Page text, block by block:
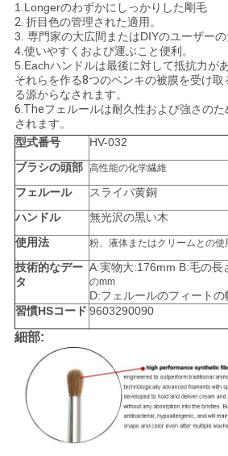
1.Longerのわずかにしっかりした剛毛
2. 折目色の管理された適用。
3. 専門家の大広間またはDIYのユーザーの
4.使いやすくおよび運ぶこと便利。
5.Eachハンドルは最後に対して抵抗力が
それらを作る8つのペンキの被膜を受け取
る源からなされます。
6.Theフェルールは耐久性および強さの
されます。
型式番号
HV-032
ブラシの頭部 高性能の化学繊維
フェルール
スライバ黄銅
ハンドル
無光沢の黒い木
使用法
粉、液体またはクリームとの使
技術的なデー
タ
A:実物大:176mm B:毛の長
のmm
D:フェルールのフィート
習慣HSコード 9603290090
細部: